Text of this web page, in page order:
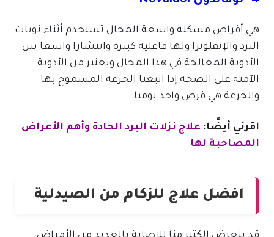
هي أقراص مسكنة واسعة المجال تستخدم أثناء نوبات
البرد والإنفلونزا ولها فاعلية كبيرة وانتشارا واسعا بين
الأدوية المعالجة في هذا المجال ويعتبر من الأدوية
الآمنة على الصحة إذا اتبعنا الجرعة المسموح بها
والجرعة هي قرص واحد يوميا.
اقرئي أيضًا: علاج نزلات البرد الحادة وأهم الأعراض
المصاحبة لها
افضل علاج للزكام من الصيدلية